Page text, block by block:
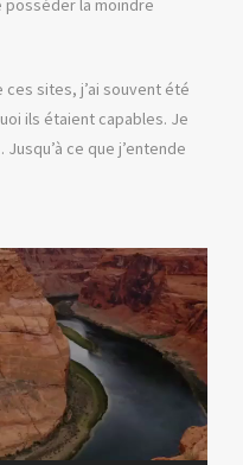
posséder la moindre
ces sites, j’ai souvent été
ils étaient capables. Je
ce que j’entende